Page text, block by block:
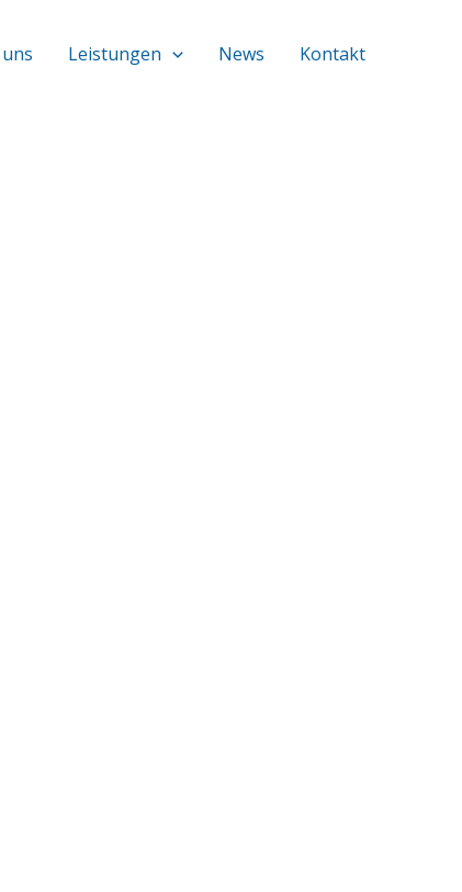
Leistungen News Kontakt